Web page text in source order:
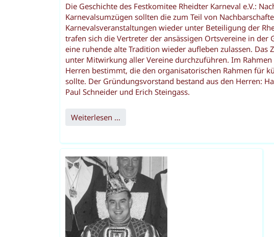
Die Geschichte des Festkomitee Rheidter Karneval e.V.:
Karnevalsumzügen sollten die zum Teil von
Karnevalsveranstaltungen wieder unter Beteiligung der
trafen sich die Vertreter der ansässigen Ortsvereine in der
eine ruhende alte Tradition wieder aufleben zulassen.
unter Mitwirkung aller Vereine durchzuführen. Im
Herren bestimmt, die den organisatorischen Rahmen für
sollte. Der Gründungsvorstand bestand aus den Herren:
Paul Schneider und Erich Steingass.
Weiterlesen …